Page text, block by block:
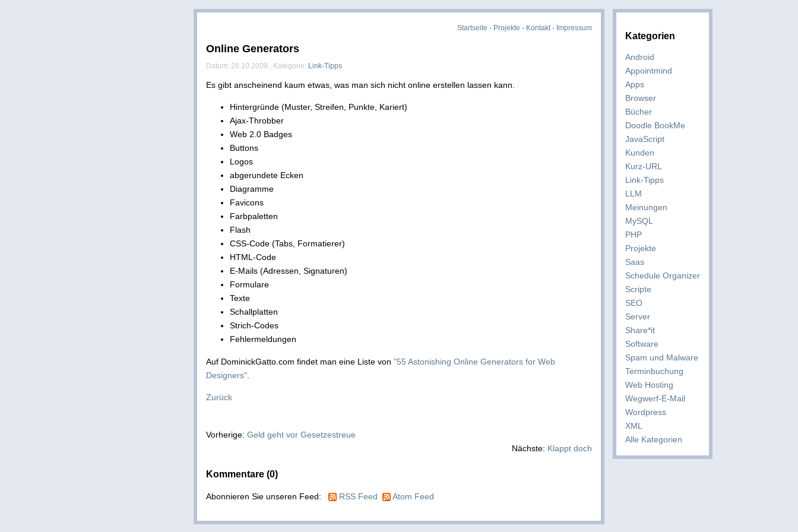
Startseite · Projekte · Kontakt · Impressum
Kategorien
Android
Appointmind
Apps
Browser
Bücher
Doodle BookMe
JavaScript
Kunden
Kurz-URL
Link-Tipps
LLM
Meinungen
MySQL
PHP
Projekte
Saas
Schedule Organizer
Scripte
SEO
Server
Share*it
Software
Spam und Malware
Terminbuchung
Web Hosting
Wegwerf-E-Mail
Wordpress
XML
Alle Kategorien
Online Generators
Datum: 28.10.2009 , Kategorie: Link-Tipps
Es gibt anscheinend kaum etwas, was man sich nicht online erstellen lassen kann.
Hintergründe (Muster, Streifen, Punkte, Kariert)
Ajax-Throbber
Web 2.0 Badges
Buttons
Logos
abgerundete Ecken
Diagramme
Favicons
Farbpaletten
Flash
CSS-Code (Tabs, Formatierer)
HTML-Code
E-Mails (Adressen, Signaturen)
Formulare
Texte
Schallplatten
Strich-Codes
Fehlermeldungen
Auf DominickGatto.com findet man eine Liste von "55 Astonishing Online Generators for Web
Designers"
Zurück
Vorherige: Geld geht vor Gesetzestreue
Nächste: Klappt doch
Kommentare (0)
Abonnieren Sie unseren Feed: RSS Feed Atom Feed